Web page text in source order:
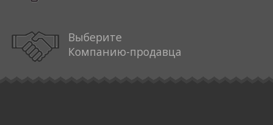
Выберите
Компанию-продавца